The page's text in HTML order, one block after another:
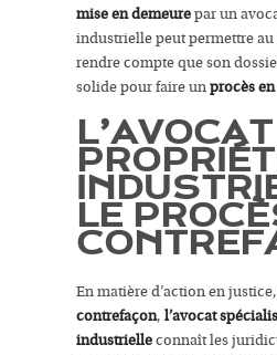
mise en demeurepar un
industrielle peut permettre au
rendre compte que son
solide pour faire unprocès
LE
En matière d’action en
contrefaçon, l’avocat
industrielleconnaît les